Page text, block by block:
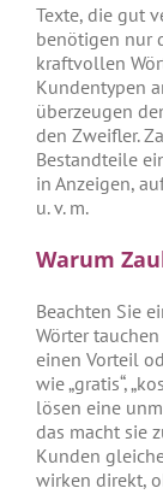
Texte, die gut
benötigen nur
kraftvollen
Kundentypen
überzeugen
den Zweifler.
Bestandteile
in Anzeigen,
u. v. m.
Warum
Beachten Sie
Wörter
einen Vorteil
wie „gratis“,
lösen eine
das macht sie
Kunden
wirken direkt,